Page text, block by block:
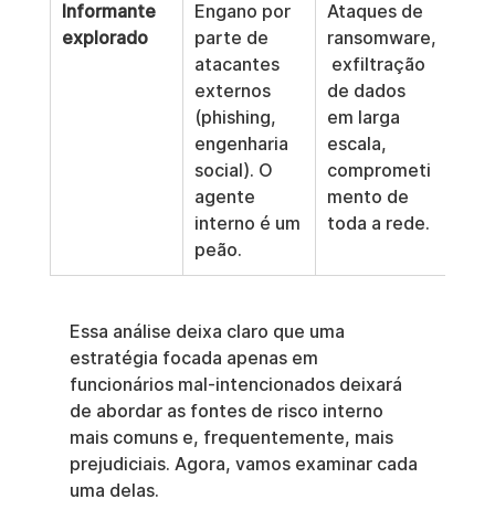
Informante
explorado
Engano por
parte de
atacantes
externos
(phishing,
engenharia
social). O
agente
interno é um
peão.
Ataques de
ransomware,
exfiltração
de dados
em larga
escala,
comprometi
mento de
toda a rede.
Essa análise deixa claro que uma
estratégia focada apenas em
funcionários mal-intencionados deixará
de abordar as fontes de risco interno
mais comuns e, frequentemente, mais
prejudiciais. Agora, vamos examinar cada
uma delas.